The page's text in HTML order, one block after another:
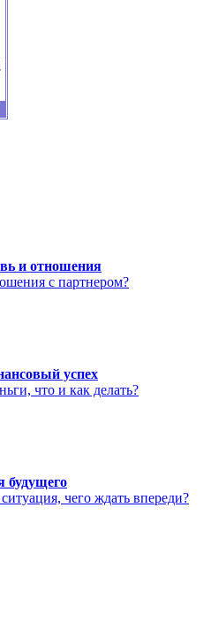
и отношения
с партнером?
успех
что и как делать?
будущего
чего ждать впереди?